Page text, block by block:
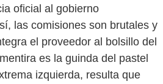
oficial al gobierno
las comisiones son brutales y
el proveedor al bolsillo del
es la guinda del pastel
izquierda, resulta que